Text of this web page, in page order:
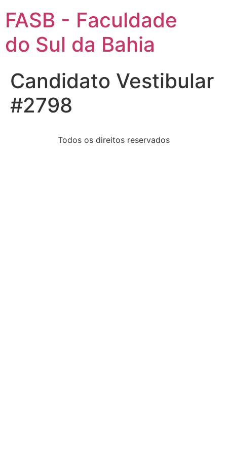
FASB - Faculdade
do Sul da Bahia
Candidato Vestibular
#2798
Todos os direitos reservados